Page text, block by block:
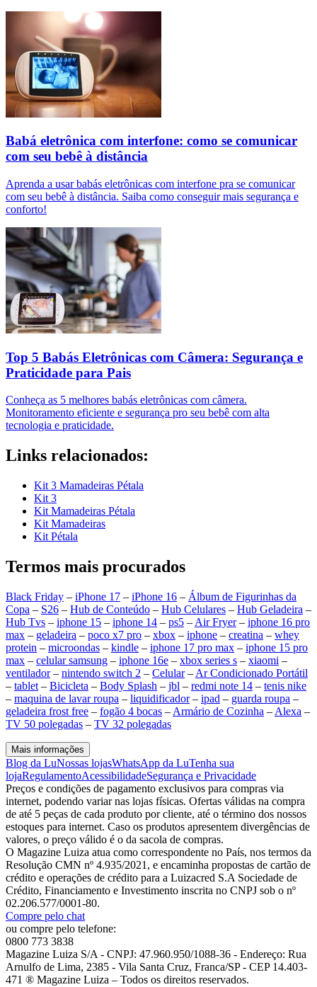
Babá eletrônica com interfone: como se comunicar
com seu bebê à distância
Aprenda a usar babás eletrônicas com interfone pra se comunicar
com seu bebê à distância. Saiba como conseguir mais segurança e
conforto!
Top 5 Babás Eletrônicas com Câmera: Segurança e
Praticidade para Pais
Conheça as 5 melhores babás eletrônicas com câmera.
Monitoramento eficiente e segurança pro seu bebê com alta
tecnologia e praticidade.
Links relacionados:
Kit 3 Mamadeiras Pétala
Kit 3
Kit Mamadeiras Pétala
Kit Mamadeiras
Kit Pétala
Termos mais procurados
Black Friday – iPhone 17 – iPhone 16 – Álbum de Figurinhas da
Copa – S26 – Hub de Conteúdo – Hub Celulares – Hub Geladeira –
Hub Tvs – iphone 15 – iphone 14 – ps5 – Air Fryer– iphone 16 pro
max – geladeira – poco x7 pro – xbox – iphone – creatina – whey
protein – microondas – kindle – iphone 17 pro max – iphone 15 pro
max – celular samsung – iphone 16e – xbox series s – xiaomi –
ventilador– nintendo switch 2 – Celular– Ar Condicionado Portátil
– tablet – Bicicleta – Body Splash – jbl – redmi note 14 – tenis nike
– maquina de lavar roupa – liquidificador– ipad – guarda roupa –
geladeira frost free – fogão 4 bocas – Armário de Cozinha – Alexa –
TV 50 polegadas – TV 32 polegadas
Mais informações
Blog da LuNossas lojasWhatsApp da LuTenha sua
lojaRegulamentoAcessibilidadeSegurança e Privacidade
Preços e condições de pagamento exclusivos para compras via
internet, podendo variar nas lojas físicas. Ofertas válidas na compra
de até 5 peças de cada produto por cliente, até o término dos nossos
estoques para internet. Caso os produtos apresentem divergências de
valores, o preço válido é o da sacola de compras.
O Magazine Luiza atua como correspondente no País, nos termos da
Resolução CMN nº 4.935/2021, e encaminha propostas de cartão de
crédito e operações de crédito para a Luizacred S.A Sociedade de
Crédito, Financiamento e Investimento inscrita no CNPJ sob o nº
02.206.577/0001-80.
Compre pelo chat
ou compre pelo telefone:
0800 773 3838
Magazine Luiza S/A - CNPJ: 47.960.950/1088-36 - Endereço: Rua
Arnulfo de Lima, 2385 - Vila Santa Cruz, Franca/SP - CEP 14.403-
471 ® Magazine Luiza – Todos os direitos reservados.